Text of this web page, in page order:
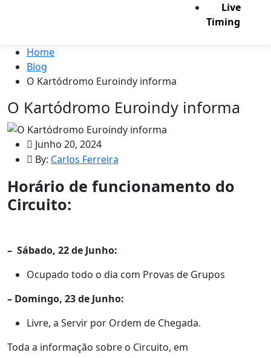
Live
Timing
Home
Blog
O Kartódromo Euroindy informa
O Kartódromo Euroindy informa
Junho 20, 2024
By: Carlos Ferreira
Horário de funcionamento do
Circuito:
– Sábado, 22 de Junho:
Ocupado todo o dia com Provas de Grupos
– Domingo, 23 de Junho:
Livre, a Servir por Ordem de Chegada.
Toda a informação sobre o Circuito, em